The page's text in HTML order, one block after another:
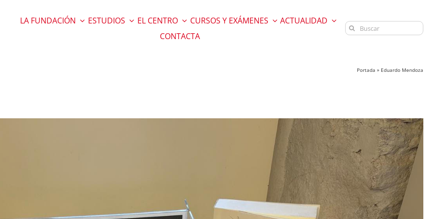
LA FUNDACIÓN ESTUDIOS EL CENTRO CURSOS Y EXÁMENES
ACTUALIDAD
CONTACTA
Buscar:
Portada » Eduardo Mendoza